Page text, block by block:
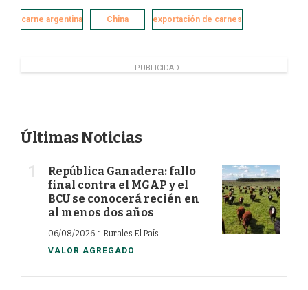
e
b
k
k
e
n
t
t
l
carne argentina China exportación de carnes
PUBLICIDAD
Últimas Noticias
República Ganadera: fallo
final contra el MGAP y el
BCU se conocerá recién en
al menos dos años
06/08/2026 · Rurales El País
VALOR AGREGADO